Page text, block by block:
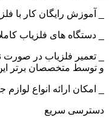
_ آموزش رایگان کار با
_ دستگاه های فلزیاب
_ تعمیر فلزیاب در صورت
و توسط متخصصان برتر
_ امکان ارائه انواع لوازم
دسترسی سریع